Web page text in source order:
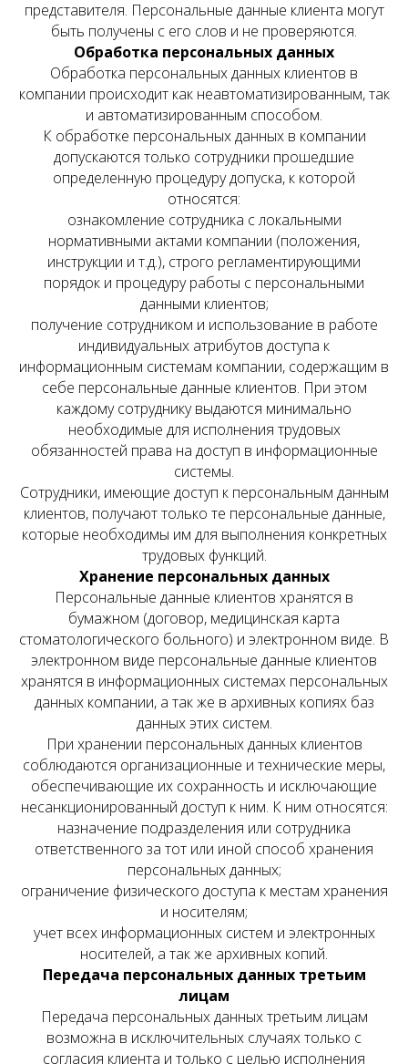
представителя. Персональные данные клиента могут
быть получены с его слов и не проверяются.
Обработка персональных данных
Обработка персональных данных клиентов в
компании происходит как неавтоматизированным, так
и автоматизированным способом.
К обработке персональных данных в компании
допускаются только сотрудники прошедшие
определенную процедуру допуска, к которой
относятся:
ознакомление сотрудника с локальными
нормативными актами компании (положения,
инструкции и т.д.), строго регламентирующими
порядок и процедуру работы с персональными
данными клиентов;
получение сотрудником и использование в работе
индивидуальных атрибутов доступа к
информационным системам компании, содержащим в
себе персональные данные клиентов. При этом
каждому сотруднику выдаются минимально
необходимые для исполнения трудовых
обязанностей права на доступ в информационные
системы.
Сотрудники, имеющие доступ к персональным данным
клиентов, получают только те персональные данные,
которые необходимы им для выполнения конкретных
трудовых функций.
Хранение персональных данных
Персональные данные клиентов хранятся в
бумажном (договор, медицинская карта
стоматологического больного) и электронном виде. В
электронном виде персональные данные клиентов
хранятся в информационных системах персональных
данных компании, а так же в архивных копиях баз
данных этих систем.
При хранении персональных данных клиентов
соблюдаются организационные и технические меры,
обеспечивающие их сохранность и исключающие
несанкционированный доступ к ним. К ним относятся:
назначение подразделения или сотрудника
ответственного за тот или иной способ хранения
персональных данных;
ограничение физического доступа к местам хранения
и носителям;
учет всех информационных систем и электронных
носителей, а так же архивных копий.
Передача персональных данных третьим
лицам
Передача персональных данных третьим лицам
возможна в исключительных случаях только с
согласия клиента и только с целью исполнения